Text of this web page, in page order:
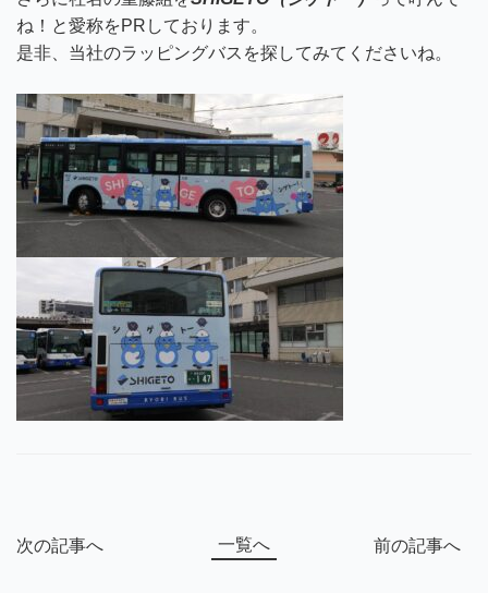
ね！と愛称をPRしております。
是非、当社のラッピングバスを探してみてくださいね。
次の記事へ 一覧へ 前の記事へ